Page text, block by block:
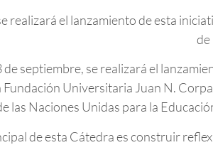
realizará el lanzamiento de esta
de
de septiembre, se realizará el
Fundación Universitaria Juan N.
las Naciones Unidas para la
de esta Cátedra es construir